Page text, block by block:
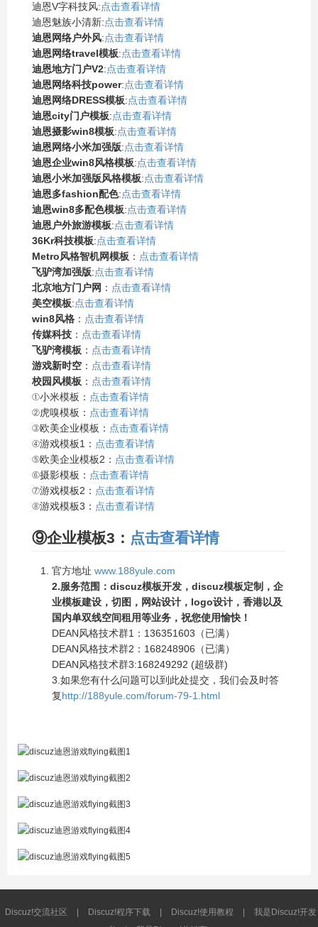
迪恩V字科技风:点击查看详情
迪恩魅族小清新:点击查看详情
迪恩网络户外风:点击查看详情
迪恩网络travel模板:点击查看详情
迪恩地方门户V2:点击查看详情
迪恩网络科技power:点击查看详情
迪恩网络DRESS模板:点击查看详情
迪恩city门户模板:点击查看详情
迪恩摄影win8模板:点击查看详情
迪恩网络小米加强版:点击查看详情
迪恩企业win8风格模板:点击查看详情
迪恩小米加强版风格模板:点击查看详情
迪恩多fashion配色:点击查看详情
迪恩win8多配色模板:点击查看详情
迪恩户外旅游模板:点击查看详情
36Kr科技模板:点击查看详情
Metro风格智机网模板 ： 点击查看详情
飞驴湾加强版:点击查看详情
北京地方门户网 ： 点击查看详情
美空模板:点击查看详情
win8风格 ： 点击查看详情
传媒科技 ： 点击查看详情
飞驴湾模板 ： 点击查看详情
游戏新时空 ： 点击查看详情
校园风模板 ： 点击查看详情
①小米模板： 点击查看详情
②虎嗅模板： 点击查看详情
③欧美企业模板： 点击查看详情
④游戏模板1： 点击查看详情
⑤欧美企业模板2： 点击查看详情
⑥摄影模板： 点击查看详情
⑦游戏模板2： 点击查看详情
⑧游戏模板3： 点击查看详情
⑨企业模板3： 点击查看详情
官方地址 www.188yule.com
2.服务范围：discuz模板开发，discuz模板定制，企
业模板建设，切图，网站设计，logo设计，香港以及
国内单双线空间租用等业务，祝您使用愉快！
DEAN风格技术群1：136351603（已满）
DEAN风格技术群2：168248906（已满）
DEAN风格技术群3:168249292 (超级群)
3.如果您有什么问题可以到此处提交，我们会及时答
复http://188yule.com/forum-79-1.html
Discuz!交流社区 Discuz!程序下载 Discuz!使用教程
我是Discuz!开发